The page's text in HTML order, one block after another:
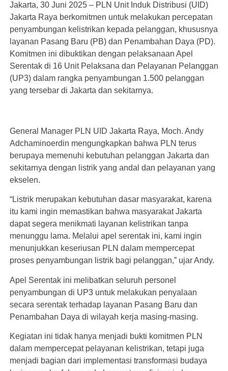
Jakarta, 30 Juni 2025 – PLN Unit Induk Distribusi (UID)
Jakarta Raya berkomitmen untuk melakukan percepatan
penyambungan kelistrikan kepada pelanggan, khususnya
layanan Pasang Baru (PB) dan Penambahan Daya (PD).
Komitmen ini dibuktikan dengan pelaksanaan Apel
Serentak di 16 Unit Pelaksana dan Pelayanan Pelanggan
(UP3) dalam rangka penyambungan 1.500 pelanggan
yang tersebar di Jakarta dan sekitarnya.
General Manager PLN UID Jakarta Raya, Moch. Andy
Adchaminoerdin mengungkapkan bahwa PLN terus
berupaya memenuhi kebutuhan pelanggan Jakarta dan
sekitarnya dengan listrik yang andal dan pelayanan yang
ekselen.
“Listrik merupakan kebutuhan dasar masyarakat, karena
itu kami ingin memastikan bahwa masyarakat Jakarta
dapat segera menikmati layanan kelistrikan tanpa
menunggu lama. Melalui apel serentak ini, kami ingin
menunjukkan keseriusan PLN dalam mempercepat
proses penyambungan listrik bagi pelanggan,” ujar Andy.
Apel Serentak ini melibatkan seluruh personel
penyambungan di UP3 untuk melakukan penyalaan
secara serentak terhadap layanan Pasang Baru dan
Penambahan Daya di wilayah kerja masing-masing.
Kegiatan ini tidak hanya menjadi bukti komitmen PLN
dalam mempercepat pelayanan kelistrikan, tetapi juga
menjadi bagian dari implementasi transformasi budaya